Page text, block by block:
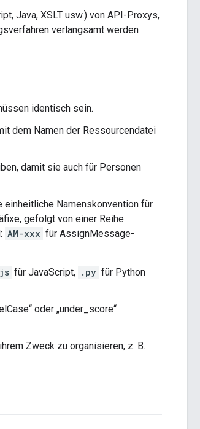
Java, XSLT usw.) von API-Proxys,
verlangsamt werden
identisch sein.
dem Namen der Ressourcendatei
damit sie auch für Personen
einheitliche Namenskonvention für
gefolgt von einer Reihe
AM-xxx für AssignMessage-
für JavaScript, .py für Python
oder „under_score“
Zweck zu organisieren, z. B.